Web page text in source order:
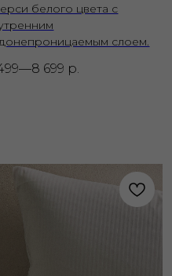
белого цвета с
слоем.
699 р.